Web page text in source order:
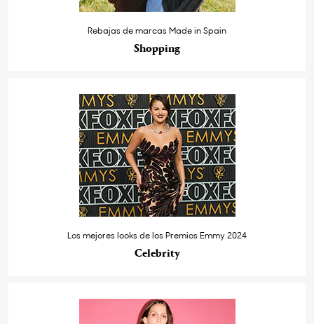
Rebajas de marcas Made in Spain
Shopping
Los mejores looks de los Premios Emmy 2024
Celebrity